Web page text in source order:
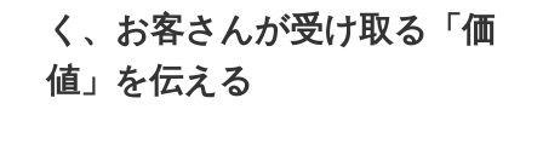
く、お客さんが受け取る「価
値」を伝える